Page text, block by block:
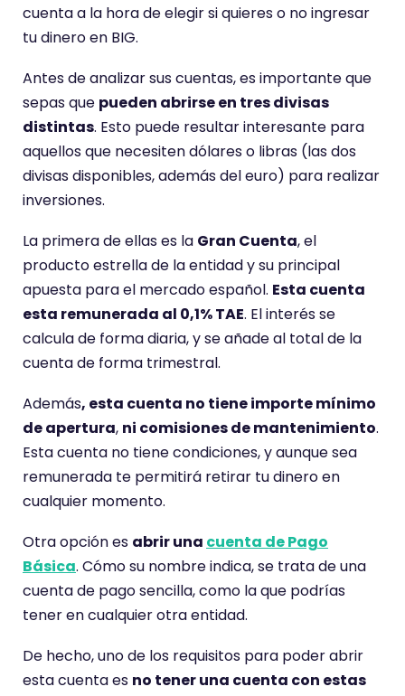
cuenta a la hora de elegir si quieres o no ingresar
tu dinero en BIG.
Antes de analizar sus cuentas, es importante que
sepas que pueden abrirse en tres divisas
distintas. Esto puede resultar interesante para
aquellos que necesiten dólares o libras (las dos
divisas disponibles, además del euro) para realizar
inversiones.
La primera de ellas es la Gran Cuenta, el
producto estrella de la entidad y su principal
apuesta para el mercado español. Esta cuenta
esta remunerada al 0,1% TAE. El interés se
calcula de forma diaria, y se añade al total de la
cuenta de forma trimestral.
Además, esta cuenta no tiene importe mínimo
de apertura, ni comisiones de mantenimiento.
Esta cuenta no tiene condiciones, y aunque sea
remunerada te permitirá retirar tu dinero en
cualquier momento.
Otra opción es abrir una cuenta de Pago
Básica. Cómo su nombre indica, se trata de una
cuenta de pago sencilla, como la que podrías
tener en cualquier otra entidad.
De hecho, uno de los requisitos para poder abrir
esta cuenta es no tener una cuenta con estas